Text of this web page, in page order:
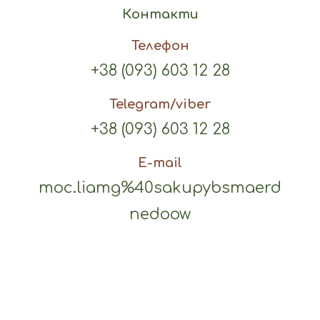
Контакти
Телефон
+38 (093) 603 12 28
Telegram/viber
+38 (093) 603 12 28
E-mail
moc.liamg%40sakupybsmaerd
nedoow